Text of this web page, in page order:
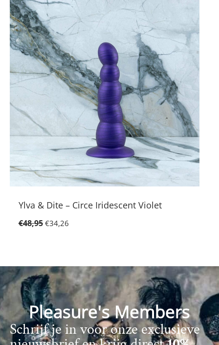
Ylva & Dite – Circe Iridescent Violet
€48,95 €34,26
Pleasure's Members
Schrijf je in voor onze exclusieve